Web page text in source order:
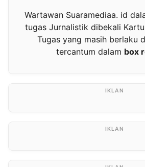
Wartawan Suaramediaa. id
tugas Jurnalistik dibekali
Tugas yang masih berlaku
tercantum dalam box